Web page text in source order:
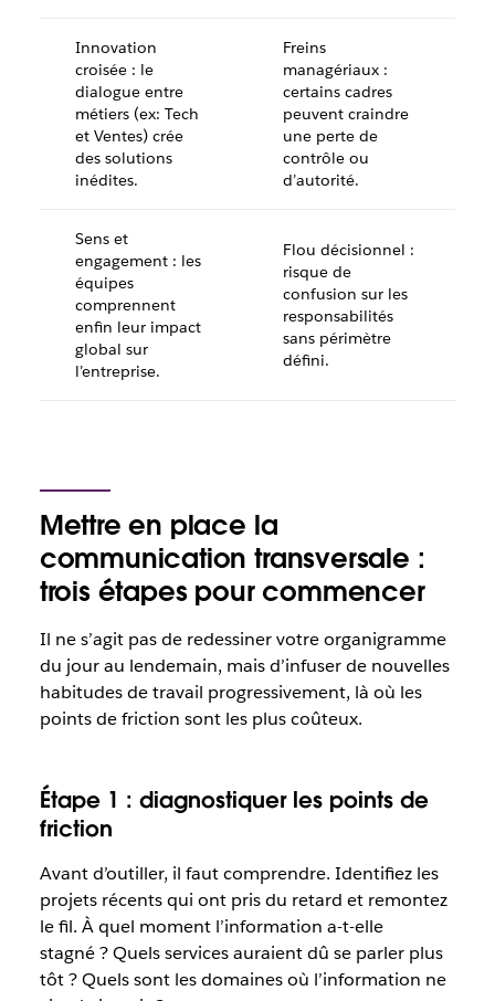
Innovation
croisée : le
dialogue entre
métiers (ex: Tech
et Ventes) crée
des solutions
inédites.
Freins
managériaux :
certains cadres
peuvent craindre
une perte de
contrôle ou
d’autorité.
Sens et
engagement : les
équipes
comprennent
enfin leur impact
global sur
l’entreprise.
Flou décisionnel :
risque de
confusion sur les
responsabilités
sans périmètre
défini.
Mettre en place la
communication transversale :
trois étapes pour commencer
Il ne s’agit pas de redessiner votre organigramme
du jour au lendemain, mais d’infuser de nouvelles
habitudes de travail progressivement, là où les
points de friction sont les plus coûteux.
Étape 1 : diagnostiquer les points de
friction
Avant d’outiller, il faut comprendre. Identifiez les
projets récents qui ont pris du retard et remontez
le fil. À quel moment l’information a-t-elle
stagné ? Quels services auraient dû se parler plus
tôt ? Quels sont les domaines où l’information ne